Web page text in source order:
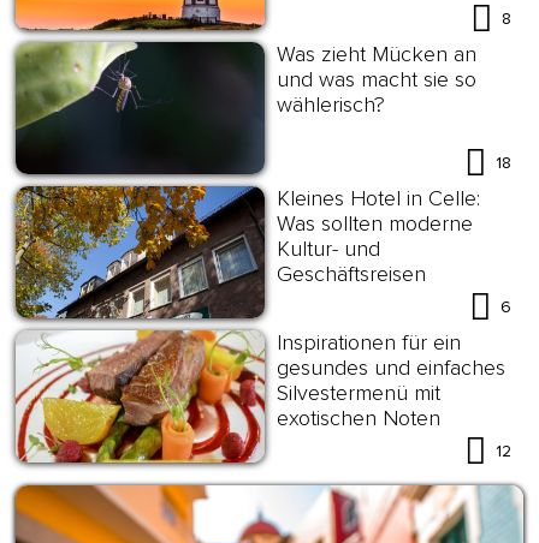
8
Was zieht Mücken an
und was macht sie so
wählerisch?
18
Kleines Hotel in Celle:
Was sollten moderne
Kultur- und
Geschäftsreisen
6
Inspirationen für ein
gesundes und einfaches
Silvestermenü mit
exotischen Noten
12